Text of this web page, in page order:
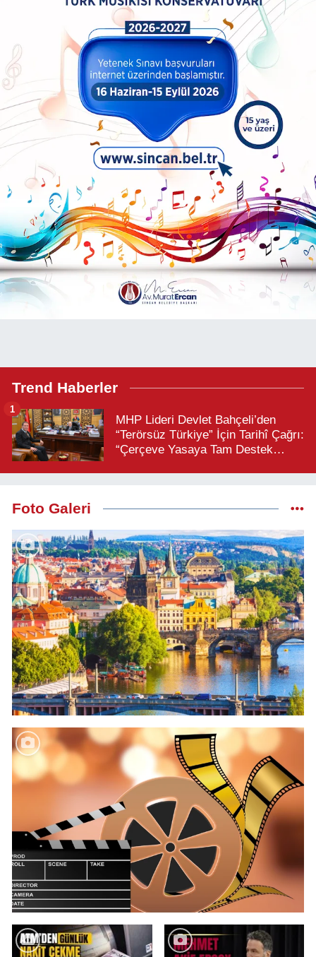
Trend Haberler
MHP Lideri Devlet Bahçeli’den
“Terörsüz Türkiye” İçin Tarihî Çağrı:
“Çerçeve Yasaya Tam Destek
1
Foto Galeri